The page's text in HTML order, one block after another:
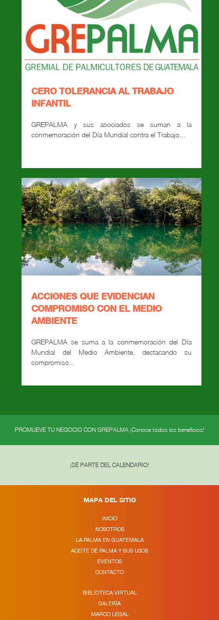
CERO TOLERANCIA AL TRABAJO
INFANTIL
GREPALMA y sus asociados se suman a la
conmemoración del Día Mundial contra el Trabajo...
ACCIONES QUE EVIDENCIAN
COMPROMISO CON EL MEDIO
AMBIENTE
GREPALMA se suma a la conmemoración del Día
Mundial del Medio Ambiente, destacando su
compromiso...
PROMUEVE TU NEGOCIO CON GREPALMA ¡Conoce todos los beneficios!
¡SÉ PARTE DEL CALENDARIO!
MAPA DEL SITIO
INICIO
NOSOTROS
LA PALMA EN GUATEMALA
ACEITE DE PALMA Y SUS USOS
EVENTOS
CONTACTO
BIBLIOTECA VIRTUAL
GALERÍA
MARCO LEGAL